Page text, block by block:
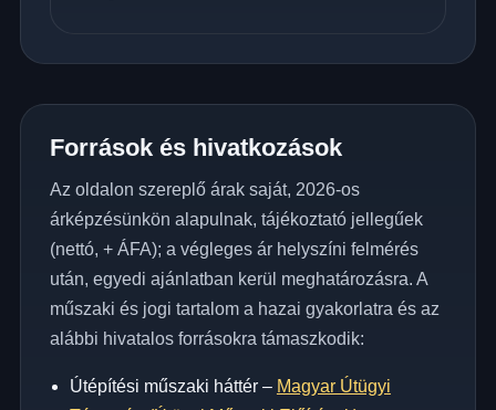
Források és hivatkozások
Az oldalon szereplő árak saját, 2026-os
árképzésünkön alapulnak, tájékoztató jellegűek
(nettó, + ÁFA); a végleges ár helyszíni felmérés
után, egyedi ajánlatban kerül meghatározásra. A
műszaki és jogi tartalom a hazai gyakorlatra és az
alábbi hivatalos forrásokra támaszkodik:
Útépítési műszaki háttér – Magyar Útügyi